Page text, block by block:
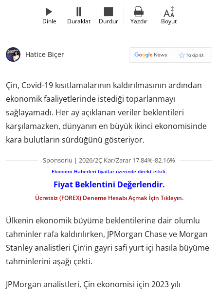
Dinle Duraklat Durdur Yazdır Boyut
Hatice Biçer
Çin, Covid-19 kısıtlamalarının kaldırılmasının ardından
ekonomik faaliyetlerinde istediği toparlanmayı
sağlayamadı. Her ay açıklanan veriler beklentileri
karşılamazken, dünyanın en büyük ikinci ekonomisinde
kara bulutların sürdüğünü gösteriyor.
Sponsorlu | 2026/2Ç Kar/Zarar 17.84%-82.16%
Ekonomi Haberleri fiyatlar üzerinde direkt etkili.
Fiyat Beklentini Değerlendir.
Ücretsiz (FOREX) Deneme Hesabı Açmak İçin Tıklayın.
Ülkenin ekonomik büyüme beklentilerine dair olumlu
tahminler rafa kaldırılırken, JPMorgan Chase ve Morgan
Stanley analistleri Çin’in gayri safi yurt içi hasıla büyüme
tahminlerini aşağı çekti.
JPMorgan analistleri, Çin ekonomisi için 2023 yılı